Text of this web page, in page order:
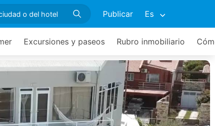
Publicar Es
Excursiones y paseos Rubro inmobiliario